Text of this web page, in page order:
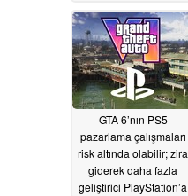
07/18/2026
GTA 6’nın PS5
pazarlama çalışmaları
risk altında olabilir; zira
giderek daha fazla
geliştirici PlayStation’a